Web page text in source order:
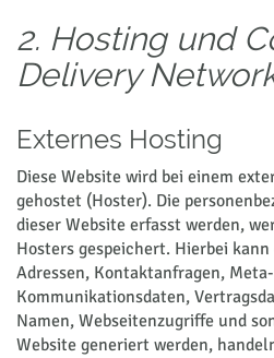
2. Hosting und
Delivery
Externes Hosting
Diese Website wird bei einem
gehostet (Hoster). Die
dieser Website erfasst werden,
Hosters gespeichert. Hierbei
Adressen, Kontaktanfragen,
Kommunikationsdaten,
Namen, Webseitenzugriffe und
Website generiert werden,